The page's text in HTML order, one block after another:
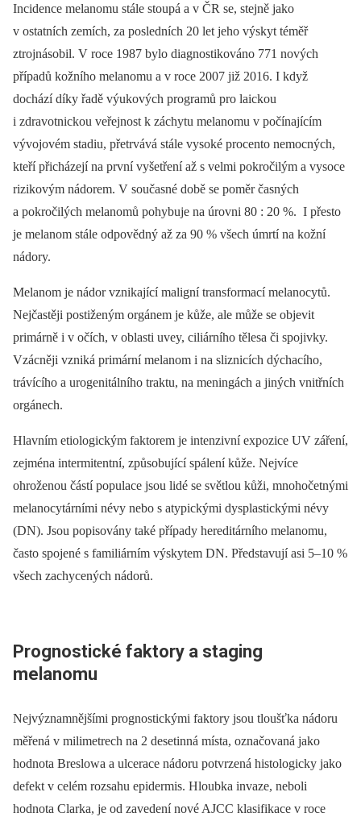
Incidence melanomu stále stoupá a v ČR se, stejně jako
v ostatních zemích, za posledních 20 let jeho výskyt téměř
ztrojnásobil. V roce 1987 bylo diagnostikováno 771 nových
případů kožního melanomu a v roce 2007 již 2016. I když
dochází díky řadě výukových programů pro laickou
i zdravotnickou veřejnost k záchytu melanomu v počínajícím
vývojovém stadiu, přetrvává stále vysoké procento nemocných,
kteří přicházejí na první vyšetření až s velmi pokročilým a vysoce
rizikovým nádorem. V současné době se poměr časných
a pokročilých melanomů pohybuje na úrovni 80 : 20 %. I přesto
je melanom stále odpovědný až za 90 % všech úmrtí na kožní
nádory.
Melanom je nádor vznikající maligní transformací melanocytů.
Nejčastěji postiženým orgánem je kůže, ale může se objevit
primárně i v očích, v oblasti uvey, ciliárního tělesa či spojivky.
Vzácněji vzniká primární melanom i na sliznicích dýchacího,
trávícího a urogenitálního traktu, na meningách a jiných vnitřních
orgánech.
Hlavním etiologickým faktorem je intenzivní expozice UV záření,
zejména intermitentní, způsobující spálení kůže. Nejvíce
ohroženou částí populace jsou lidé se světlou kůži, mnohočetnými
melanocytárními névy nebo s atypickými dysplastickými névy
(DN). Jsou popisovány také případy hereditárního melanomu,
často spojené s familiárním výskytem DN. Představují asi 5–10 %
všech zachycených nádorů.
Prognostické faktory a staging
melanomu
Nejvýznamnějšími prognostickými faktory jsou tloušťka nádoru
měřená v milimetrech na 2 desetinná místa, označovaná jako
hodnota Breslowa a ulcerace nádoru potvrzená histologicky jako
defekt v celém rozsahu epidermis. Hloubka invaze, neboli
hodnota Clarka, je od zavedení nové AJCC klasifikace v roce